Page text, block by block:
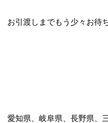
お引渡しまでもう少々お待
愛知県、岐阜県、長野県、